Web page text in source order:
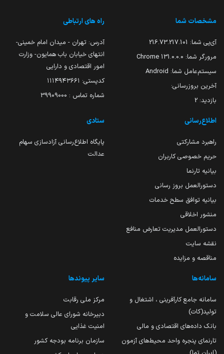
مشخصات شما
آی‌پی شما: 216.73.217.101
مرورگر شما: 131.0.0.0 Chrome
سیستم‌عامل شما: Android
آخرین بروزرسانی:
بازدید: 2
راه های ارتباطی
آدرس: تهران - میدان امام خمینی-
انتهای خیابان باب همایون- وزارت
امور اقتصادی و دارایی
کدپستی: ۱۱۱۴۹۴۳۶۶۱
شماره تماس : 39909000
اطلاع‌رسانی
راهبرد مشارکتی
حریم خصوصی کاربران
بیانیه تارنما
دستورالعمل بروز رسانی
بیانیه توافق سطح خدمات
منشور اخلاقی
دستورالعمل مدیریت تعارض منافع
نقشه سایت
مناقصه و مزایده
ستادی
پایگاه اطلاع‌رسانی آزادسازی سهام
عدالت
سامانه‌ها
سامانه جامع کارآفرینی ، اشتغال و
تولید(کات)
بانک داده‌های اقتصادی و مالی
تارنمای پنجره واحد محیط‌های آزمون
سایر پیوندها
مرکز ملی رقابت
دبیرخانه شورای عالی سلامت و
امنیت غذایی
سازمان برنامه بودجه کشور